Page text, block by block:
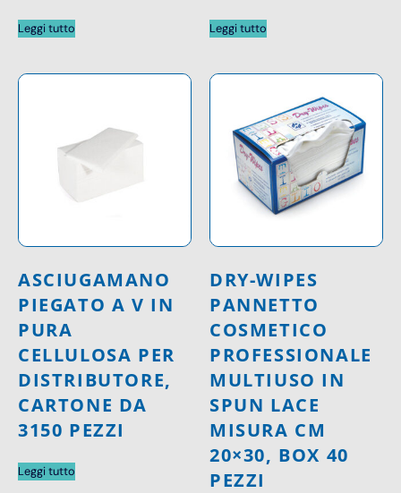
Leggi tutto Leggi tutto
ASCIUGAMANO
PIEGATO A V IN
PURA
CELLULOSA PER
DISTRIBUTORE,
CARTONE DA
3150 PEZZI
Leggi tutto
DRY-WIPES
PANNETTO
COSMETICO
PROFESSIONALE
MULTIUSO IN
SPUN LACE
MISURA CM
20×30, BOX 40
PEZZI